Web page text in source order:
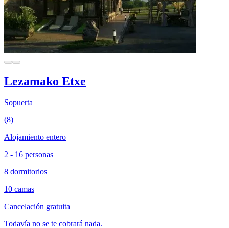
Lezamako Etxe
Sopuerta
(8)
Alojamiento entero
2 - 16 personas
8 dormitorios
10 camas
Cancelación gratuita
Todavía no se te cobrará nada.